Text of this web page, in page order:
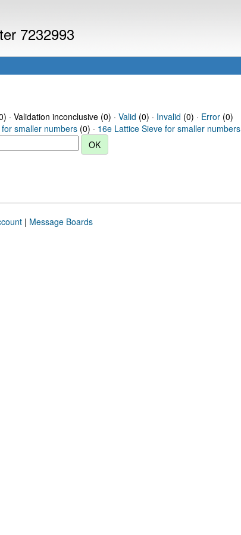
7232993
· Validation inconclusive (0) · Valid (0) · Invalid (0) · Error(0)
smaller numbers (0) · 16e Lattice Sieve for smaller numbers
| Message Boards